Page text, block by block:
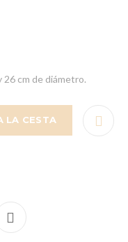
26 cm de diámetro.
LA CESTA